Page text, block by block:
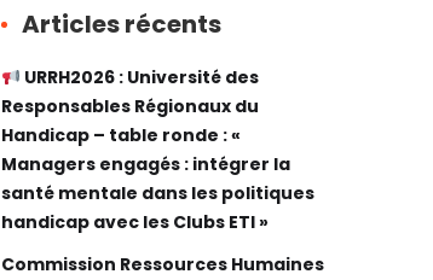
Articles récents
URRH2026 : Université des
Responsables Régionaux du
Handicap – table ronde : «
Managers engagés : intégrer la
santé mentale dans les politiques
handicap avec les Clubs ETI »
Commission Ressources Humaines